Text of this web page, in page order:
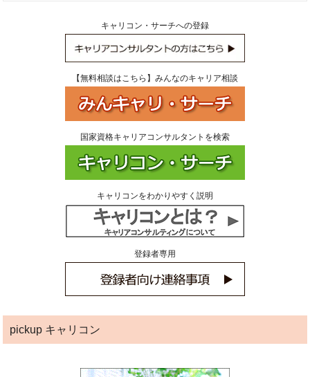
キャリコン・サーチへの登録
【無料相談はこちら】みんなのキャリア相談
国家資格キャリアコンサルタントを検索
キャリコンをわかりやすく説明
登録者専用
pickup キャリコン